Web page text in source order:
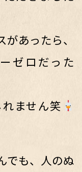
あったら、
ゼロだった
ません笑
でも、人のぬ